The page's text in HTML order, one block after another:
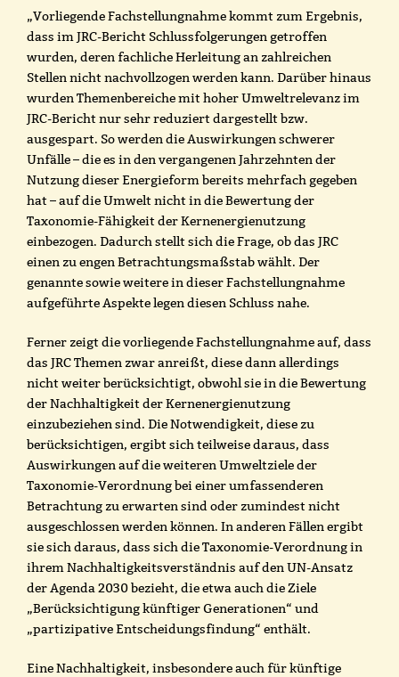
„Vorliegende Fachstellungnahme kommt zum Ergebnis,
dass im JRC-Bericht Schlussfolgerungen getroffen
wurden, deren fachliche Herleitung an zahlreichen
Stellen nicht nachvollzogen werden kann. Darüber hinaus
wurden Themenbereiche mit hoher Umweltrelevanz im
JRC-Bericht nur sehr reduziert dargestellt bzw.
ausgespart. So werden die Auswirkungen schwerer
Unfälle – die es in den vergangenen Jahrzehnten der
Nutzung dieser Energieform bereits mehrfach gegeben
hat – auf die Umwelt nicht in die Bewertung der
Taxonomie-Fähigkeit der Kernenergienutzung
einbezogen. Dadurch stellt sich die Frage, ob das JRC
einen zu engen Betrachtungsmaßstab wählt. Der
genannte sowie weitere in dieser Fachstellungnahme
aufgeführte Aspekte legen diesen Schluss nahe.
Ferner zeigt die vorliegende Fachstellungnahme auf, dass
das JRC Themen zwar anreißt, diese dann allerdings
nicht weiter berücksichtigt, obwohl sie in die Bewertung
der Nachhaltigkeit der Kernenergienutzung
einzubeziehen sind. Die Notwendigkeit, diese zu
berücksichtigen, ergibt sich teilweise daraus, dass
Auswirkungen auf die weiteren Umweltziele der
Taxonomie-Verordnung bei einer umfassenderen
Betrachtung zu erwarten sind oder zumindest nicht
ausgeschlossen werden können. In anderen Fällen ergibt
sie sich daraus, dass sich die Taxonomie-Verordnung in
ihrem Nachhaltigkeitsverständnis auf den UN-Ansatz
der Agenda 2030 bezieht, die etwa auch die Ziele
„Berücksichtigung künftiger Generationen“ und
„partizipative Entscheidungsfindung“ enthält.
Eine Nachhaltigkeit, insbesondere auch für künftige